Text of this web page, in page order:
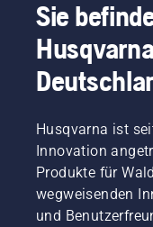
Sie
Husqvarna ist
Innovation
Produkte für
wegweisenden
und